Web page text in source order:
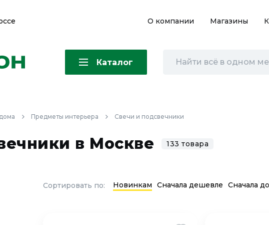
О компании Магазины
Каталог
Предметы интерьера Свечи и подсвечники
в Москве 133 товара
Сортировать по: Новинкам Сначала дешевле Сначала